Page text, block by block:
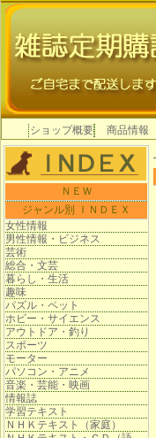
ショップ概要 商品情報
ＮＥＷ
ジャンル別 ＩＮＤＥＸ
女性情報
男性情報・ビジネス
芸術
総合・文芸
暮らし・生活
趣味
パズル・ペット
ホビー・サイエンス
アウトドア・釣り
スポーツ
モーター
パソコン・アニメ
音楽・芸能・映画
情報誌
学習テキスト
ＮＨＫテキスト（家庭）